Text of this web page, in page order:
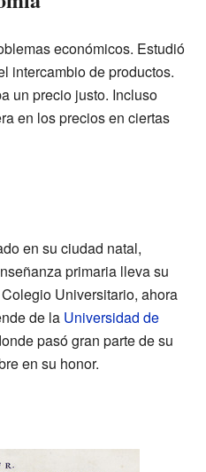
económicos. Estudió
intercambio de productos.
un precio justo. Incluso
en los precios en ciertas
en su ciudad natal,
primaria lleva su
Universitario, ahora
de la Universidad de
pasó gran parte de su
en su honor.